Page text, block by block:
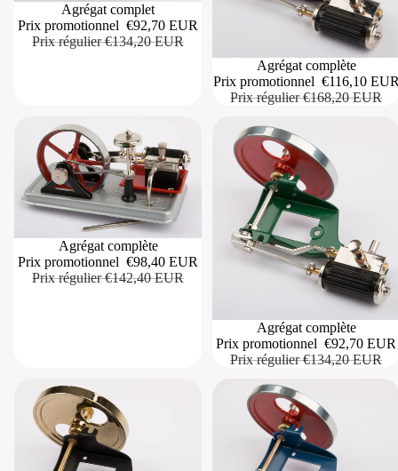
Agrégat complet
Prix promotionnel €92,70 EUR
Prix régulier€134,20 EUR
Agrégat complète
Prix promotionnel €116,10
Prix régulier€168,20 EUR
Agrégat complète
Prix promotionnel €98,40 EUR
Prix régulier€142,40 EUR
Agrégat complète
Prix promotionnel €92,70 EUR
Prix régulier€134,20 EUR